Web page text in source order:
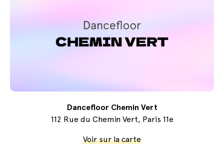
Dancefloor Chemin Vert
112 Rue du Chemin Vert, Paris 11e
Voir sur la carte